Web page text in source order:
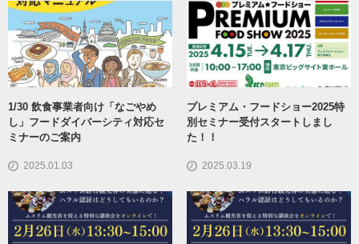
1/30 飲食事業者向け「なごやめ
し」フードダイバーシティ対応セ
ミナーのご案内
2025.01.03
プレミアム・フードショー2025特
別セミナー受付スタートしまし
た！！
2025.03.19